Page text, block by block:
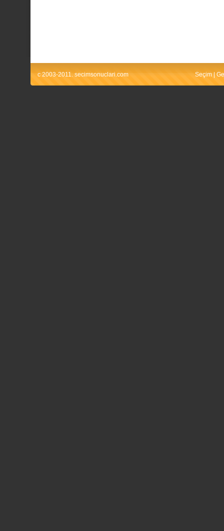
c 2003-2011. secimsonuclari.com Seçim